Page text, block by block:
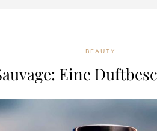
BEAUTY
Eine